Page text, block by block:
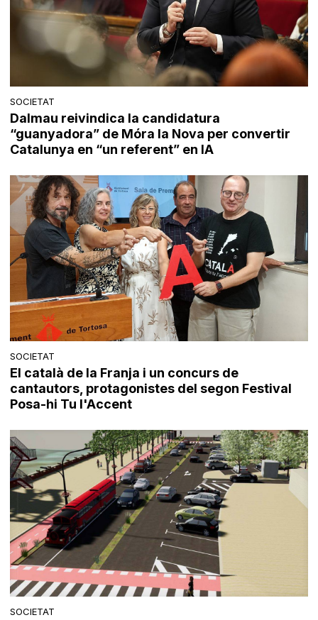
SOCIETAT
Dalmau reivindica la candidatura
“guanyadora” de Móra la Nova per convertir
Catalunya en “un referent” en IA
SOCIETAT
El català de la Franja i un concurs de
cantautors, protagonistes del segon Festival
Posa-hi Tu l'Accent
SOCIETAT